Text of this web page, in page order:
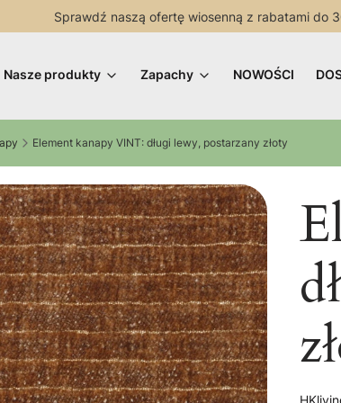
Sprawdź naszą ofertę wiosenną z rabatami do
Nasze produkty Zapachy NOWOŚCI
Element kanapy VINT: długi lewy, postarzany złoty